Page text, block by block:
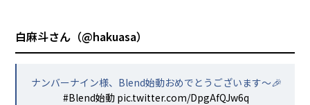
白麻斗さん（@hakuasa）
ナンバーナイン様、Blend始動おめでとうございます～🎉
#Blend始動 pic.twitter.com/DpgAfQJw6q